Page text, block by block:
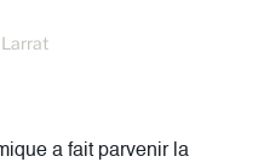
a fait parvenir la